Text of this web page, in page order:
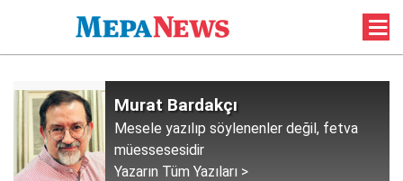
Murat Bardakçı
Mesele yazılıp söylenenler değil, fetva
müessesesidir
Yazarın Tüm Yazıları >